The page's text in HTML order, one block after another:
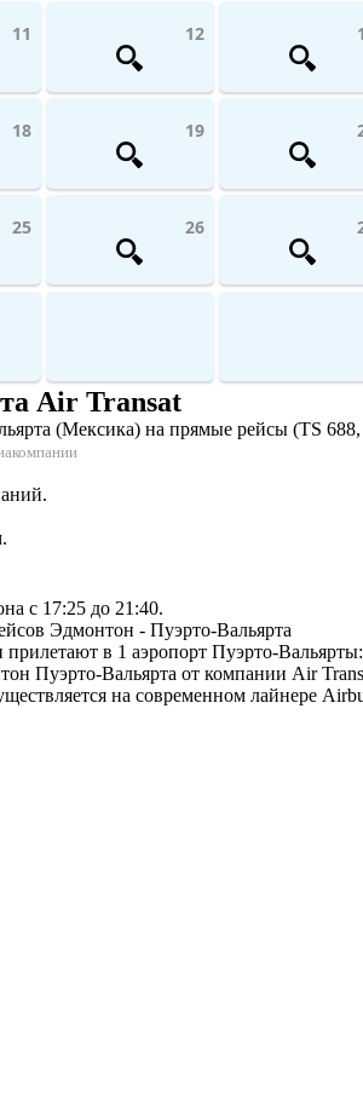
11 12
18 19
25 26
Air Transat
(Мексика) на прямые рейсы (TS
с 17:25 до 21:40.
Эдмонтон - Пуэрто-Вальярта
в 1 аэропорт Пуэрто-
Пуэрто-Вальярта от компании Air
на современном лайнере